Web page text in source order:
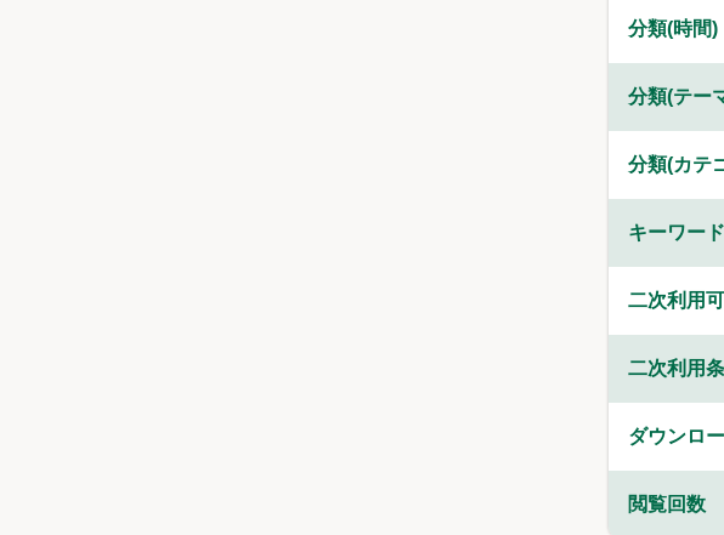
分類(時間)
分類(テー
分類(カテ
キーワード
二次利用
二次利用
ダウンロ
閲覧回数